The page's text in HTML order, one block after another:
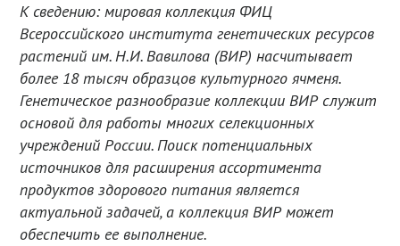
К сведению: мировая коллекция ФИЦ
Всероссийского института генетических ресурсов
растений им. Н.И. Вавилова (ВИР) насчитывает
более 18 тысяч образцов культурного ячменя.
Генетическое разнообразие коллекции ВИР служит
основой для работы многих селекционных
учреждений России. Поиск потенциальных
источников для расширения ассортимента
продуктов здорового питания является
актуальной задачей, а коллекция ВИР может
обеспечить ее выполнение.